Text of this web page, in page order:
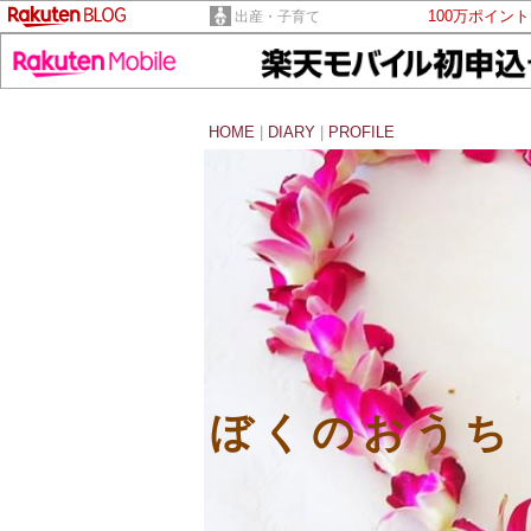
出産・子育て 100万ポイン
HOME DIARY PROFILE
ぼくのおうち